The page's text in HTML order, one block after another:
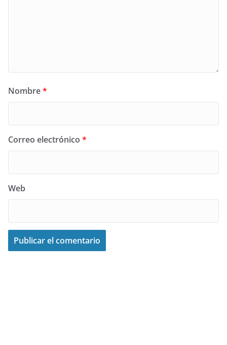
Nombre*
Correo electrónico *
Web